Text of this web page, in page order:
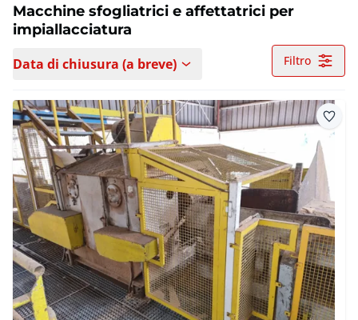
Macchine sfogliatrici e affettatrici per
impiallacciatura
Data di chiusura (a breve) Filtro